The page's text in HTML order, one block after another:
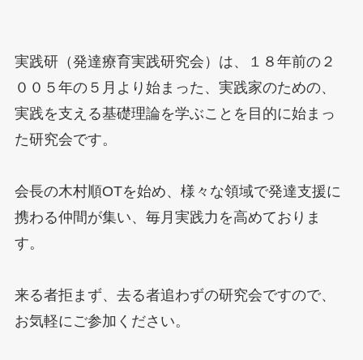
実践研（発達療育実践研究会）は、１８年前の２
００５年の５月より始まった、実践家のための、
実践を支える基礎理論を学ぶことを目的に始まっ
た研究会です。
会長の木村順OTを始め、様々な領域で発達支援に
携わる仲間が集い、毎月実践力を高めておりま
す。
来る者拒まず、去る者追わずの研究会ですので、
お気軽にご参加ください。